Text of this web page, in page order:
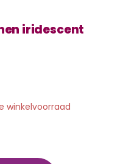
iridescent
winkelvoorraad